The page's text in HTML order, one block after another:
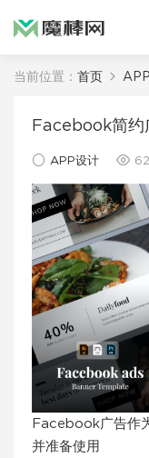
当前位置： 首页
Facebook简约
APP设计
Facebook广告作
并准备使用